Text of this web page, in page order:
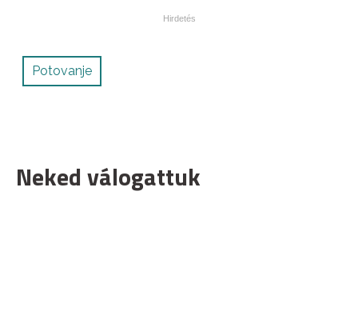
Potovanje
Neked válogattuk